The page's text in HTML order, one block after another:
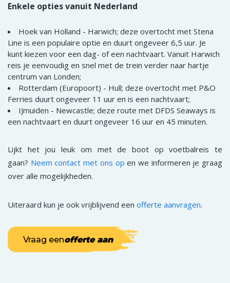
Enkele opties vanuit Nederland
Hoek van Holland - Harwich; deze overtocht met Stena
Line is een populaire optie en duurt ongeveer 6,5 uur. Je
kunt kiezen voor een dag- of een nachtvaart. Vanuit Harwich
reis je eenvoudig en snel met de trein verder naar hartje
centrum van Londen;
Rotterdam (Europoort) - Hull; deze overtocht met P&O
Ferries duurt ongeveer 11 uur en is een nachtvaart;
IJmuiden - Newcastle; deze route met DFDS Seaways is
een nachtvaart en duurt ongeveer 16 uur en 45 minuten.
Lijkt het jou leuk om met de boot op voetbalreis te
gaan? Neem contact met ons op en we informeren je graag
over alle mogelijkheden.
Uiteraard kun je ook vrijblijvend een offerte aanvragen.
Vraag eenofferte aan